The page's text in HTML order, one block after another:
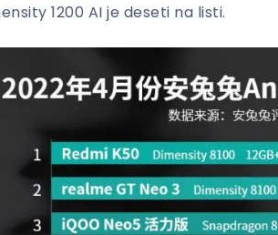
1200 AI je deseti na listi.